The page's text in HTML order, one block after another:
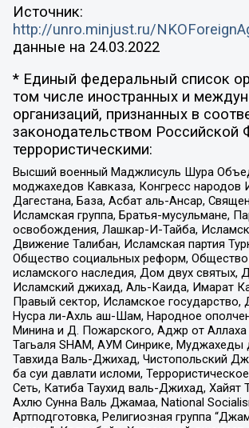
Источник:
http://unro.minjust.ru/
данные на 24.03.2022
* Единый федеральный список
том числе иностранных и
организаций, признанных в
законодательством Российской
террористическими:
Высший военный Маджлисуль Шура
моджахедов Кавказа, Конгресс народов
Дагестана, База, Асбат аль-Ансар,
Исламская группа, Братья-мусульмане,
освобождения, Лашкар-И-Тайба,
Движение Талибан, Исламская партия
Общество социальных реформ,
исламского наследия, Дом двух
Исламский джихад, Аль-Каида, Имарат
Правый сектор, Исламское государство,
Нусра ли-Ахль аш-Шам, Народное
Минина и Д. Пожарского, Аджр от Аллаха
Тагьаля SHAM, АУМ Синрике, Муджахеды
Тавхида Валь-Джихад, Чистопольский
ба суи давлати исломи,
Сеть, Катиба Таухид валь-Джихад, Хайят
Ахлю Сунна Валь Джамаа, National
Артподготовка, Религиозная группа